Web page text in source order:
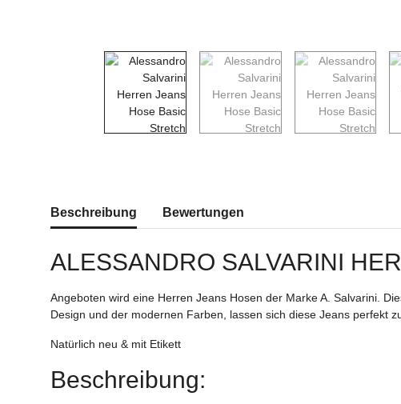
weitere Registerkarten anzeigen
Beschreibung Bewertungen
ALESSANDRO SALVARINI
Angeboten wird eine Herren Jeans Hosen der Marke A. Salvarini.
Design und der modernen Farben, lassen sich diese Jeans perfekt
Natürlich neu & mit Etikett
Beschreibung: